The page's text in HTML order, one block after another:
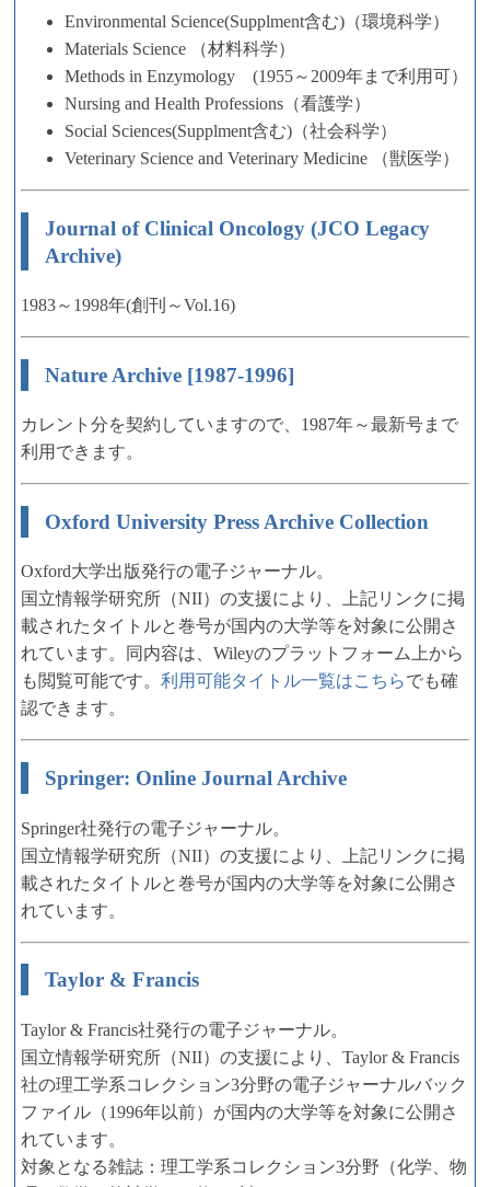
Environmental Science(Supplment含む)（環境科学）
Materials Science （材料科学）
Methods in Enzymology (1955～2009年まで利用可）
Nursing and Health Professions（看護学）
Social Sciences(Supplment含む)（社会科学）
Veterinary Science and Veterinary Medicine （獣医学）
Journal of Clinical Oncology (JCO Legacy
Archive)
1983～1998年(創刊～Vol.16)
Nature Archive [1987-1996]
カレント分を契約していますので、1987年～最新号まで
利用できます。
Oxford University Press Archive Collection
Oxford大学出版発行の電子ジャーナル。
国立情報学研究所（NII）の支援により、上記リンクに掲
載されたタイトルと巻号が国内の大学等を対象に公開さ
れています。同内容は、Wileyのプラットフォーム上から
も閲覧可能です。 利用可能タイトル一覧はこちらでも確
認できます。
Springer: Online Journal Archive
Springer社発行の電子ジャーナル。
国立情報学研究所（NII）の支援により、上記リンクに掲
載されたタイトルと巻号が国内の大学等を対象に公開さ
れています。
Taylor & Francis
Taylor & Francis社発行の電子ジャーナル。
国立情報学研究所（NII）の支援により、Taylor & Francis
社の理工学系コレクション3分野の電子ジャーナルバック
ファイル（1996年以前）が国内の大学等を対象に公開さ
れています。
対象となる雑誌：理工学系コレクション3分野（化学、物